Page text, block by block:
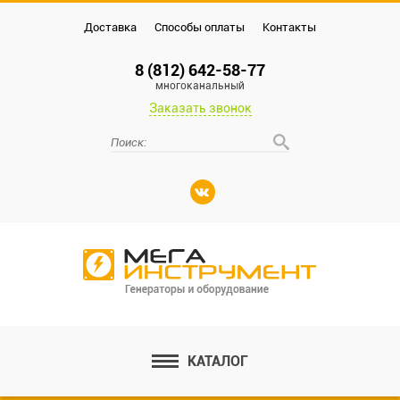
Доставка Способы оплаты Контакты
8 (812) 642-58-77
многоканальный
Заказать звонок
КАТАЛОГ